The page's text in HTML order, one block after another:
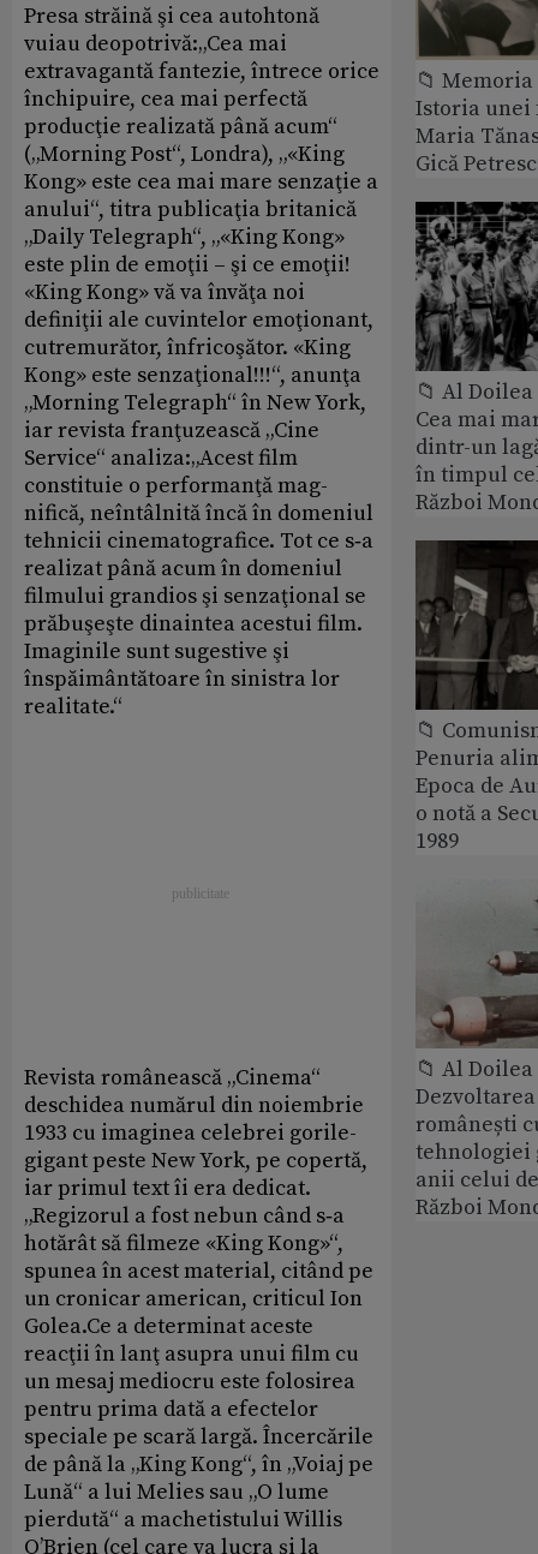
Presa străină şi cea autohtonă
vuiau deopotrivă:„Cea mai
extravagantă fantezie, întrece orice
închipuire, cea mai perfectă
producţie realizată până acum“
(„Morning Post“, Londra), „«King
Kong» este cea mai mare senzaţie a
anului“, titra publicaţia britanică
„Daily Telegraph“, „«King Kong»
este plin de emoţii – şi ce emoţii!
«King Kong» vă va învăţa noi
definiţii ale cuvintelor emoţionant,
cutremurător, înfricoşător. «King
Kong» este senzaţional!!!“, anunţa
„Morning Telegraph“ în New York,
iar revista franţuzească „Cine
Service“ analiza:„Acest film
constituie o performanţă mag­­­
nifică, neîntâlnită încă în domeniul
tehnicii cinematografice. Tot ce s‑a
realizat până acum în domeniul
filmului grandios şi senzaţional se
prăbuşeşte dinaintea acestui film.
Imaginile sunt sugestive şi
înspăimântătoare în sinistra lor
realitate.“
Revista românească „Cinema“
deschidea numărul din noiembrie
1933 cu imaginea celebrei gorile-
gigant peste New York, pe copertă,
iar primul text îi era dedicat.
„Regizorul a fost nebun când s‑a
hotărât să filmeze «King Kong»“,
spunea în acest material, citând pe
un cronicar american, criticul Ion
Golea.Ce a determinat aceste
reacţii în lanţ asupra unui film cu
un mesaj mediocru este folosirea
pentru prima dată a efectelor
speciale pe scară largă. Încercările
de până la „King Kong“, în „Voiaj pe
Lună“ a lui Melies sau „O lume
pierdută“ a machetistului Willis
O’Brien (cel care va lucra şi la
📁
Istoria
Maria
Gică
📁 Al
Cea mai
dintr-un
în timpul
Război
📁
Penuria
Epoca de
o notă a
1989
📁 Al
românești
tehnologiei
anii celui
Război